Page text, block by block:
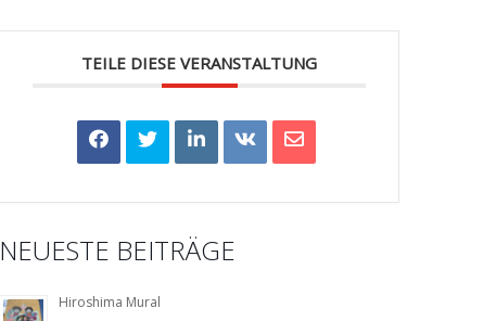
TEILE DIESE VERANSTALTUNG
NEUESTE BEITRÄGE
Hiroshima Mural